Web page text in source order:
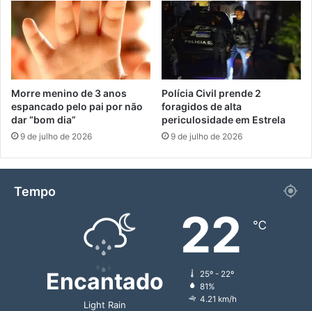
Morre menino de 3 anos
espancado pelo pai por não
dar “bom dia”
9 de julho de 2026
Polícia Civil prende 2
foragidos de alta
periculosidade em Estrela
9 de julho de 2026
Tempo
Encantado
Light Rain
22 ℃
25º - 22º
81%
4.21 km/h